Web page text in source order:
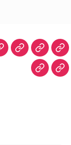
Bibliografie
Vita
|